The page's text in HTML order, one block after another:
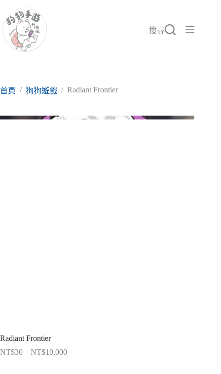
至
要
搜尋
首頁 / 狗狗遊戲 / Radiant Frontier
Radiant Frontier
NT$30 – NT$10,000價